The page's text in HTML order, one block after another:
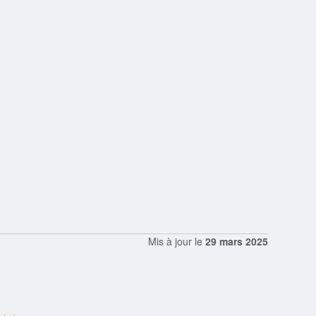
Mis à jour le 29 mars 2025